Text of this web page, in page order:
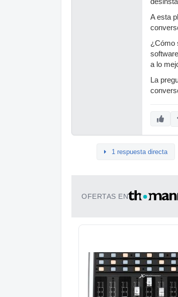
A esta
¿Cómo
a lo
La
1 respuesta directa
OFERTAS EN